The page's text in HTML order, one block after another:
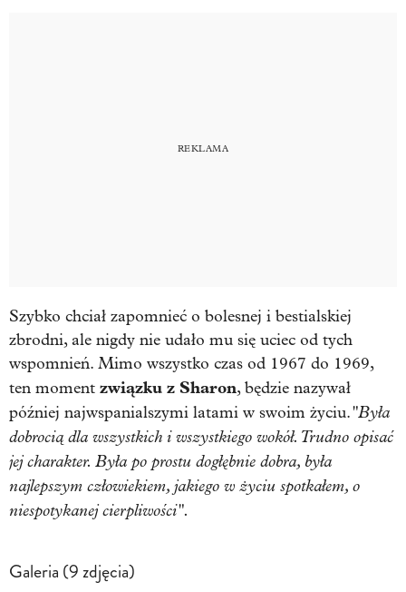
Szybko chciał zapomnieć o bolesnej i bestialskiej
zbrodni, ale nigdy nie udało mu się uciec od tych
wspomnień. Mimo wszystko czas od 1967 do 1969,
ten moment związku z Sharon, będzie nazywał
później najwspanialszymi latami w swoim życiu."Była
dobrocią dla wszystkich i wszystkiego wokół. Trudno opisać
jej charakter. Była po prostu dogłębnie dobra, była
najlepszym człowiekiem, jakiego w życiu spotkałem, o
niespotykanej cierpliwości".
Galeria (9 zdjęcia)